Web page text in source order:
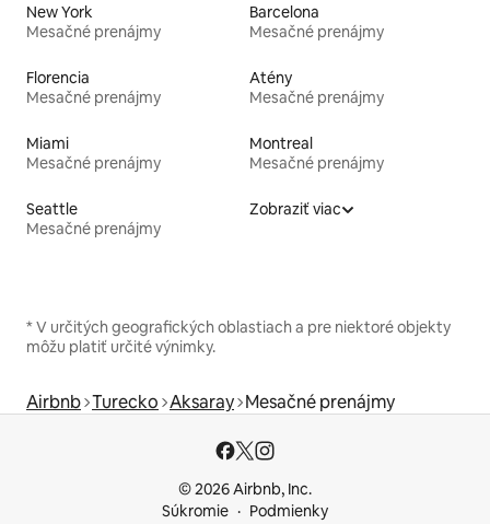
New York
Mesačné prenájmy
Barcelona
Mesačné prenájmy
Florencia
Mesačné prenájmy
Atény
Mesačné prenájmy
Miami
Mesačné prenájmy
Montreal
Mesačné prenájmy
Seattle
Mesačné prenájmy
Zobraziť viac
* V určitých geografických oblastiach a pre niektoré objekty
môžu platiť určité výnimky.
Airbnb Turecko Aksaray Mesačné prenájmy
© 2026 Airbnb, Inc.
Súkromie
Podmienky